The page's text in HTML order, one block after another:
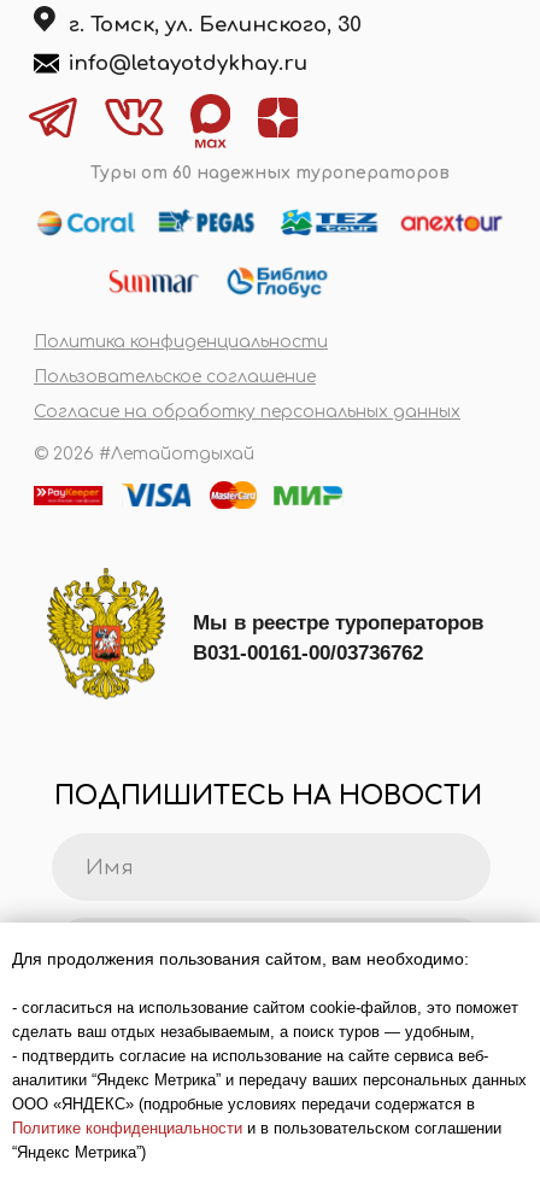
Для продолжения пользования сайтом, вам необходимо:
- согласиться на использование сайтом cookie-файлов, это поможет
сделать ваш отдых незабываемым, а поиск туров — удобным,
- подтвердить согласие на использование на сайте сервиса веб-
аналитики “Яндекс Метрика” и передачу ваших персональных данных
ООО «ЯНДЕКС» (подробные условиях передачи содержатся в
Политике конфиденциальности и в пользовательском соглашении
“Яндекс Метрика”)